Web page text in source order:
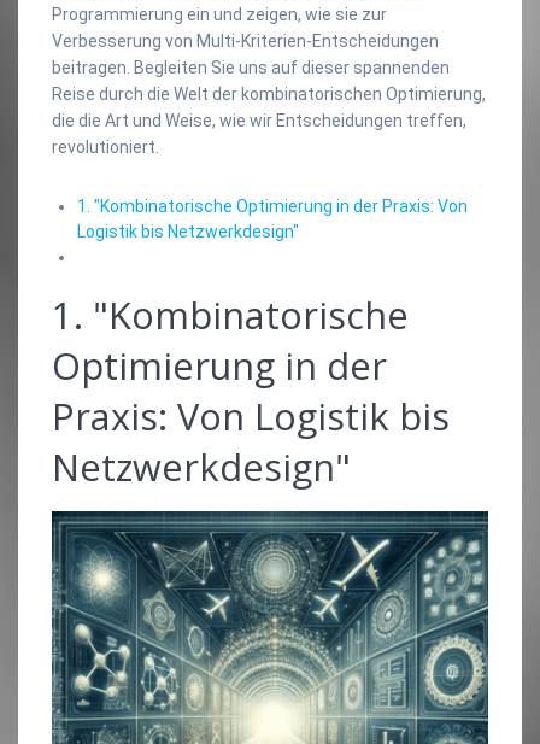
Programmierung ein und zeigen, wie sie zur
Verbesserung von Multi-Kriterien-Entscheidungen
beitragen. Begleiten Sie uns auf dieser spannenden
Reise durch die Welt der kombinatorischen Optimierung,
die die Art und Weise, wie wir Entscheidungen treffen,
revolutioniert.
1. "Kombinatorische Optimierung in der Praxis: Von
Logistik bis Netzwerkdesign"
1. "Kombinatorische
Optimierung in der
Praxis: Von Logistik bis
Netzwerkdesign"